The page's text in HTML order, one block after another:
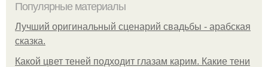
Популярные материалы
Лучший оригинальный сценарий свадьбы - арабская
сказка.
Какой цвет теней подходит глазам карим. Какие тени